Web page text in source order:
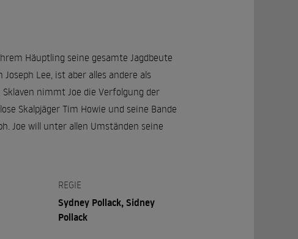
Häuptling seine gesamte Jagdbeute
Lee, ist aber alles andere als
nimmt Joe die Verfolgung der
Skalpjäger Tim Howie und seine Bande
Joe will unter allen Umständen seine
REGIE
Sydney Pollack, Sidney
Pollack